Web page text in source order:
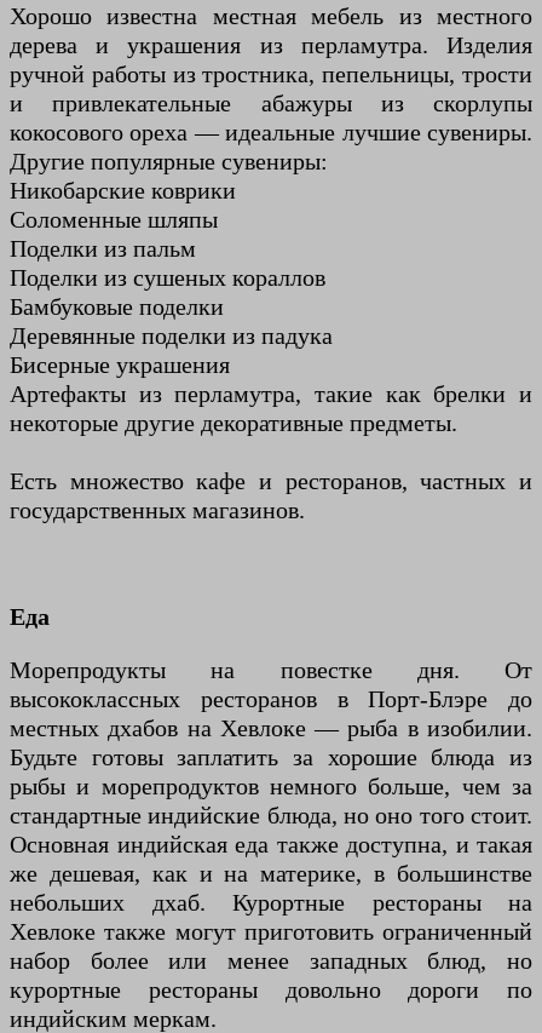
Хорошо известна местная мебель из местного
дерева и украшения из перламутра. Изделия
ручной работы из тростника, пепельницы, трости
и привлекательные абажуры из скорлупы
кокосового ореха — идеальные лучшие сувениры.
Другие популярные сувениры:
Никобарские коврики
Соломенные шляпы
Поделки из пальм
Поделки из сушеных кораллов
Бамбуковые поделки
Деревянные поделки из падука
Бисерные украшения
Артефакты из перламутра, такие как брелки и
некоторые другие декоративные предметы.
Есть множество кафе и ресторанов, частных и
государственных магазинов.
Еда
Морепродукты на повестке дня. От
высококлассных ресторанов в Порт-Блэре до
местных дхабов на Хевлоке — рыба в изобилии.
Будьте готовы заплатить за хорошие блюда из
рыбы и морепродуктов немного больше, чем за
стандартные индийские блюда, но оно того стоит.
Основная индийская еда также доступна, и такая
же дешевая, как и на материке, в большинстве
небольших дхаб. Курортные рестораны на
Хевлоке также могут приготовить ограниченный
набор более или менее западных блюд, но
курортные рестораны довольно дороги по
индийским меркам.